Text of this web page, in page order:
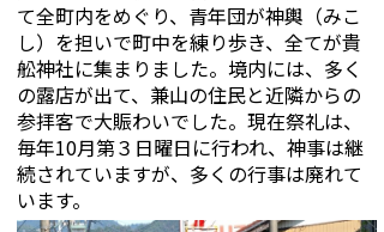
て全町内をめぐり、青年団が神輿（みこ
し）を担いで町中を練り歩き、全てが貴
舩神社に集まりました。境内には、多く
の露店が出て、兼山の住民と近隣からの
参拝客で大賑わいでした。現在祭礼は、
毎年10月第３日曜日に行われ、神事は継
続されていますが、多くの行事は廃れて
います。